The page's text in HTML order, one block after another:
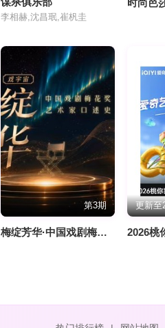
李相赫,沈昌珉,崔杋圭
第3期
梅绽芳华·中国戏剧梅花奖艺术家口述史